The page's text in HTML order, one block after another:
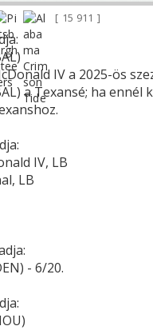
15 911
IV a 2025-ös
a Texansé; ha ennél
IV, LB
LB
- 6/20.